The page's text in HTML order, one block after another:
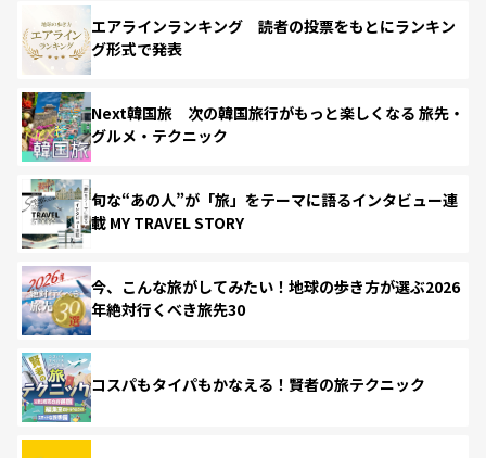
エアラインランキング 読者の投票をもとにランキン
グ形式で発表
Next韓国旅 次の韓国旅行がもっと楽しくなる 旅先・
グルメ・テクニック
旬な“あの人”が「旅」をテーマに語るインタビュー連
載 MY TRAVEL STORY
今、こんな旅がしてみたい！地球の歩き方が選ぶ2026
年絶対行くべき旅先30
コスパもタイパもかなえる！賢者の旅テクニック